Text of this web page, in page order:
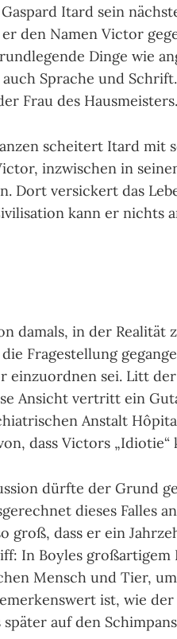
Itard sein
den Namen Victor
Dinge wie
auch Sprache und
Frau des Hausmeisters.
scheitert Itard mit
inzwischen in
Dort versickert das
kann er nichts
damals, in der Realität
Fragestellung
einzuordnen sei. Litt
Ansicht vertritt ein
Anstalt
dass Victors
dürfte der Grund
dieses Falles
groß, dass er ein
In Boyles großartigem
Mensch und Tier,
ist, wie
auf den